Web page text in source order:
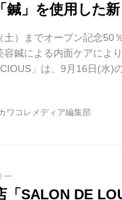
鍼」を使用した
土）までオープン記念50
鍼による内面ケアによ
」は、9月16日(水)
（ブライダルコースを
ンペーン終了後も、初め
） の特典も用意！ 「
ワコレメディア編集部
ー
SALON DE